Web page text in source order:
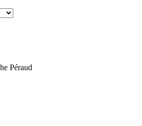
Péraud